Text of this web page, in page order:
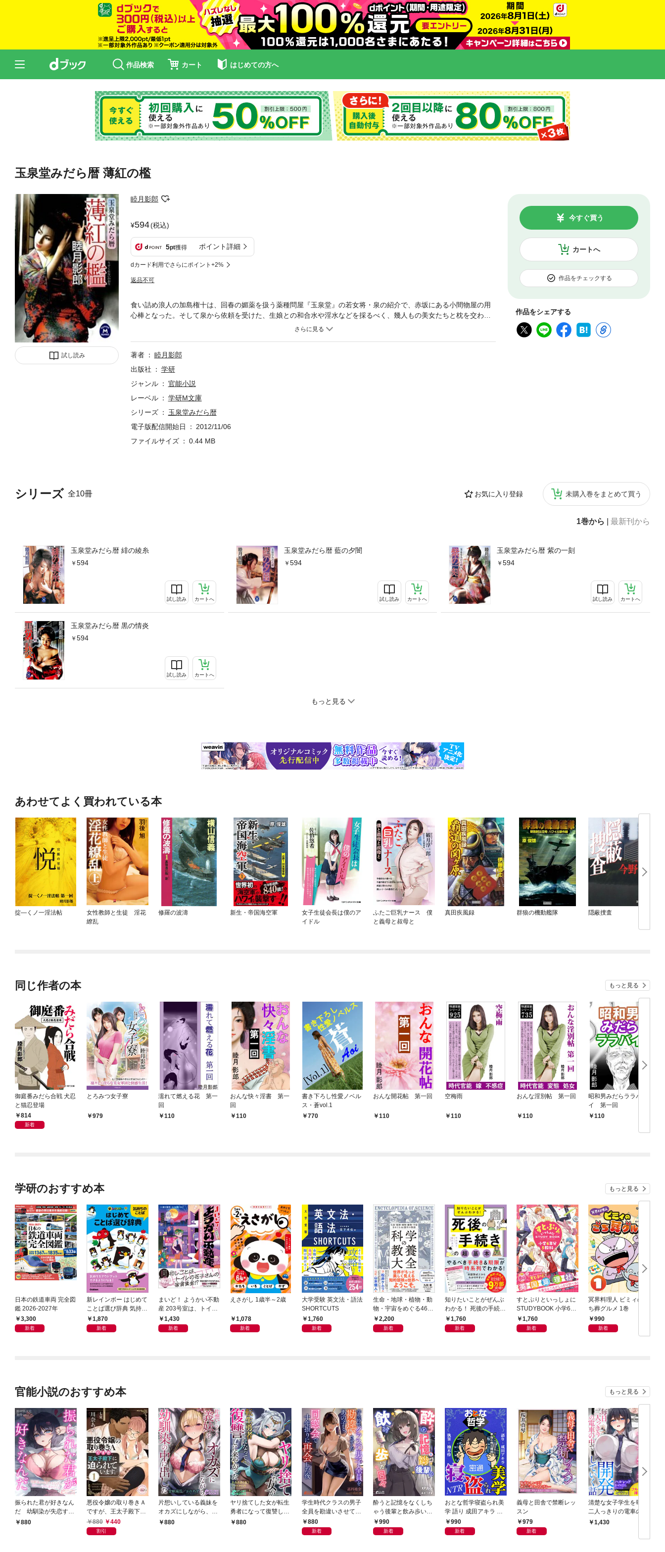
作品検索 カート はじめての方へ
玉泉堂みだら暦 薄紅の檻
試し読み
睦月影郎
594(税込)
5pt獲得 ポイント詳細
dカード利用でさらにポイント+2%
返品不可
カートへ
今すぐ買う
作品をチェックする
作品をシェアする
シリーズ 全10冊 お気に入り登録 未購入巻をまとめて買う
1巻から 最新刊から
玉泉堂みだら暦 緋の綾糸
594
試し読み カートへ
玉泉堂みだら暦 藍の夕闇
594
試し読み カートへ
玉泉堂みだら暦 紫の一刻
594
試し読み カートへ
玉泉堂みだら暦 黒の情炎
594
試し読み カートへ
もっと見る
食い詰め浪人の加島権十は、回春の媚薬を扱う薬種問屋『玉泉堂』の若女将・泉の紹介で、赤坂にある小間物屋の用
心棒となった。そして泉から依頼を受けた、生娘との和合水や淫水などを採るべく、幾人もの美女たちと枕を交わし
著者
睦月影郎
出版社
学研
ジャンル
官能小説
レーベル
学研M文庫
シリーズ
玉泉堂みだら暦
電子版配信開始日
2012/11/06
ファイルサイズ
0.44 MB
あわせてよく買われている本
掟—くノ一淫法帖
女性教師と生徒 淫花
繚乱
修羅の波濤 新生・帝国海空軍
女子生徒会長は僕のア
イドル
ふたご巨乳ナース 僕
と義母と叔母と
真田疾風録 群狼の機動艦隊 隠蔽捜査
同じ作者の本 もっと見る
御庭番みだら合戦 犬忍
と猫忍登場
814
新着
とろみつ女子寮
979
濡れて燃える花 第一
回
110
おんな快々淫書 第一
回
110
書き下ろし性愛ノベル
ス・蒼vol.1
770
おんな開花帖 第一回
110
空梅雨
110
おんな淫別帖 第一回
110
昭和男みだらララバ
イ 第一回
110
学研のおすすめ本 もっと見る
日本の鉄道車両 完全図
鑑 2026-2027年
3,300
新着
新レインボー はじめて
ことば選び辞典 気持ち
のことば
1,870
新着
まいど！ ようかい不動
産 203号室は、トイレ
の花子さんの部屋？
1,430
新着
えさがし 1歳半～2歳
1,078
新着
大学受験 英文法・語法
SHORTCUTS
1,760
新着
生命・地球・植物・動
物・宇宙をめぐる46億
年の物語 科学の教養大
全
2,200
新着
知りたいことがぜんぶ
わかる！ 死後の手続き
の超基本
1,760
新着
すとぷりといっしょに
STUDYBOOK 小学6年
分5教科
1,760
新着
冥界料理人 ビミィのご
ち葬グルメ 1巻
990
新着
官能小説のおすすめ本 もっと見る
振られた君が好きなん
だ 幼馴染が失恋する
たびに慰めエッチを求
880
悪役令嬢の取り巻きＡ
ですが、王太子殿下に
迫られています。①
880 440
割引
片想いしている義妹を
オカズにしながら、幼
馴染の中に出した
880
ヤリ捨てした女が転生
勇者になって復讐しに
来やがった
880
学生時代クラスの男子
全員を勘違いさせてた
あの子と、同窓会で十
年振りに再会した夜
880
新着
酔うと記憶をなくしち
ゃう後輩と飲み歩いた
日々990
新着
おとな哲学寝盗られ美
学 語り 成田アキラ 執
筆 柚木怜
990
新着
義母と田舎で禁断レッ
スン
979
新着
清楚な女子学生を毎日
二人っきりの電車の中
で開発していく話【フ
1,430